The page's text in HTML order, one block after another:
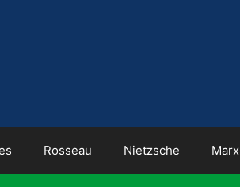
Rosseau Nietzsche Marx